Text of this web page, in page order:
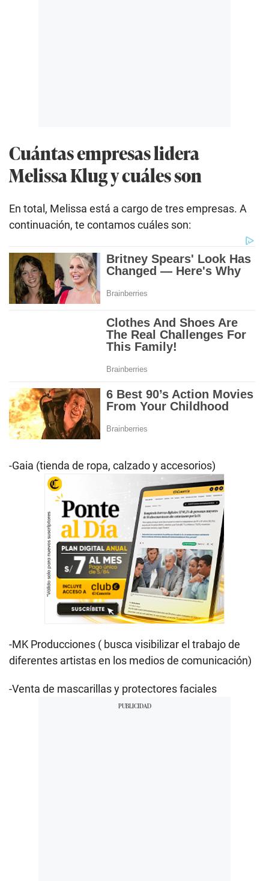
Cuántas empresas lidera
Melissa Klug y cuáles son
En total, Melissa está a cargo de tres empresas. A
continuación, te contamos cuáles son:
-Gaia (tienda de ropa, calzado y accesorios)
-MK Producciones ( busca visibilizar el trabajo de
diferentes artistas en los medios de comunicación)
-Venta de mascarillas y protectores faciales